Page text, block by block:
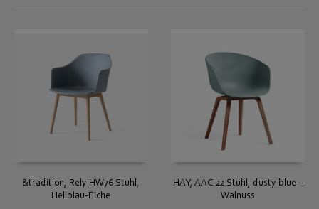
&tradition, Rely HW76 Stuhl,
Hellblau-Eiche
HAY, AAC 22 Stuhl, dusty blue –
Walnuss